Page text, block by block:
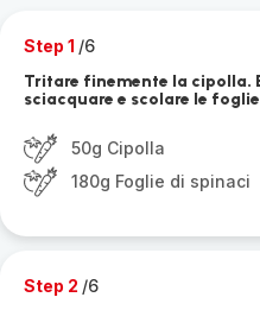
Step 1 /6
Tritare finemente la cipolla.
sciacquare e scolare le
50g Cipolla
180g Foglie di spinaci
Step 2 /6